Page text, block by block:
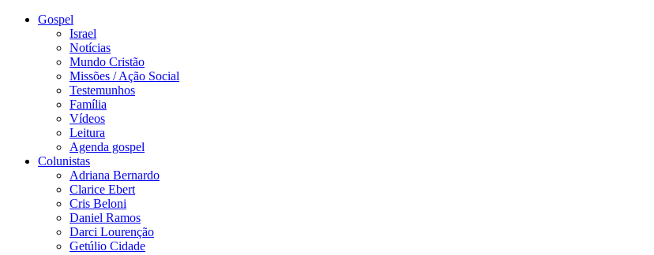
Gospel
Israel
Notícias
Mundo Cristão
Missões / Ação Social
Testemunhos
Família
Vídeos
Leitura
Agenda gospel
Colunistas
Adriana Bernardo
Clarice Ebert
Cris Beloni
Daniel Ramos
Darci Lourenção
Getúlio Cidade